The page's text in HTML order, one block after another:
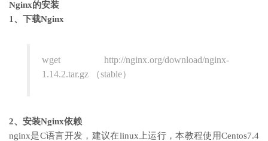
Nginx的安装
1、下载Nginx
wget http://nginx.org/download/nginx-
1.14.2.tar.gz （stable）
2、安装Nginx依赖
nginx是C语言开发，建议在linux上运行，本教程使用Centos7.4